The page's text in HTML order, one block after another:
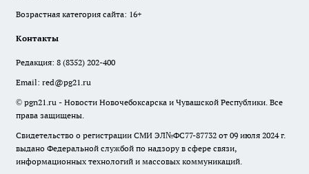
Возрастная категория сайта: 16+
Контакты
Редакция: 8 (8352) 202-400
Email: red@pg21.ru
© pgn21.ru - Новости Новочебоксарска и Чувашской Республики. Все
права защищены.
Свидетельство о регистрации СМИ ЭЛ№ФС77-87732 от 09 июля 2024 г.
выдано Федеральной службой по надзору в сфере связи,
информационных технологий и массовых коммуникаций.